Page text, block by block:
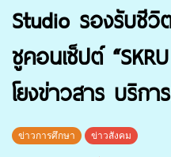
Studio รองรับชีวิ
ชูคอนเซ็ปต์
โยงข่าวสาร บริก
ข่าวการศึกษา ข่าวสังคม